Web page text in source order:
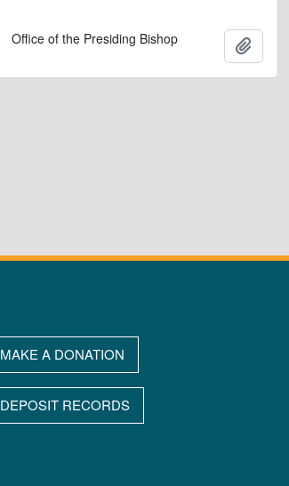
Office of the Presiding Bishop
MAKE A DONATION
DEPOSIT RECORDS